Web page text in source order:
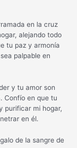
en la cruz
alejando todo
tu paz y armonía
palpable en
y tu amor son
Confío en que tu
purificar mi hogar,
en él.
de la sangre de